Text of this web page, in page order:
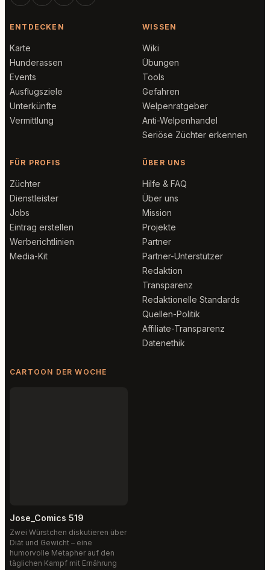
ENTDECKEN
Karte
Hunderassen
Events
Ausflugsziele
Unterkünfte
Vermittlung
WISSEN
Wiki
Übungen
Tools
Gefahren
Welpenratgeber
Anti-Welpenhandel
Seriöse Züchter erkennen
FÜR PROFIS
Züchter
Dienstleister
Jobs
Eintrag erstellen
Werberichtlinien
Media-Kit
ÜBER UNS
Hilfe & FAQ
Über uns
Mission
Projekte
Partner
Partner-Unterstützer
Redaktion
Transparenz
Redaktionelle Standards
Quellen-Politik
Affiliate-Transparenz
Datenethik
CARTOON DER WOCHE
Jose_Comics 519
Zwei Würstchen diskutieren über
Diät und Gewicht – eine
humorvolle Metapher auf den
täglichen Kampf mit Ernährung